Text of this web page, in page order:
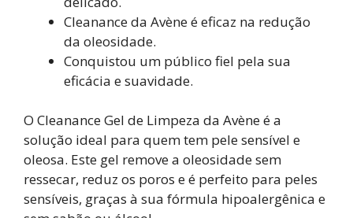
Cleanance da Avène é eficaz na redução
da oleosidade.
Conquistou um público fiel pela sua
eficácia e suavidade.
O Cleanance Gel de Limpeza da Avène é a
solução ideal para quem tem pele sensível e
oleosa. Este gel remove a oleosidade sem
ressecar, reduz os poros e é perfeito para peles
sensíveis, graças à sua fórmula hipoalergênica e